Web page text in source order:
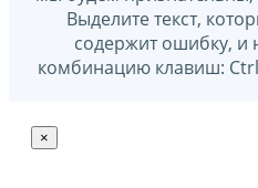
Выделите текст,
содержит ошибку, и
комбинацию клавиш:
×